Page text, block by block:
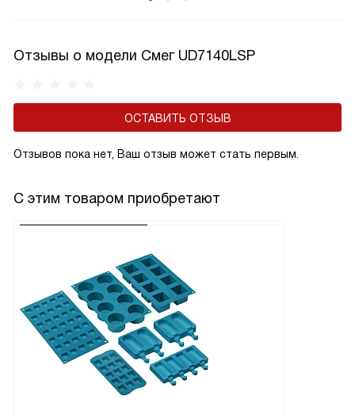
Отзывы о модели Смег UD7140LSP
ОСТАВИТЬ ОТЗЫВ
Отзывов пока нет, Ваш отзыв может стать первым.
С этим товаром приобретают